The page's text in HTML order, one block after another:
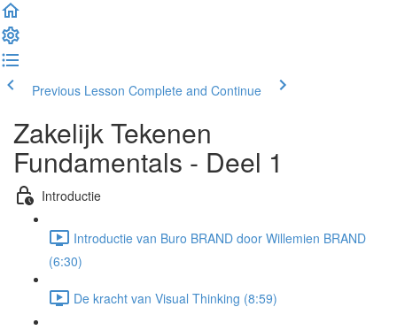
Previous Lesson Complete and Continue
Zakelijk Tekenen
Fundamentals - Deel 1
Introductie
Introductie van Buro BRAND door Willemien BRAND
(6:30)
De kracht van Visual Thinking (8:59)